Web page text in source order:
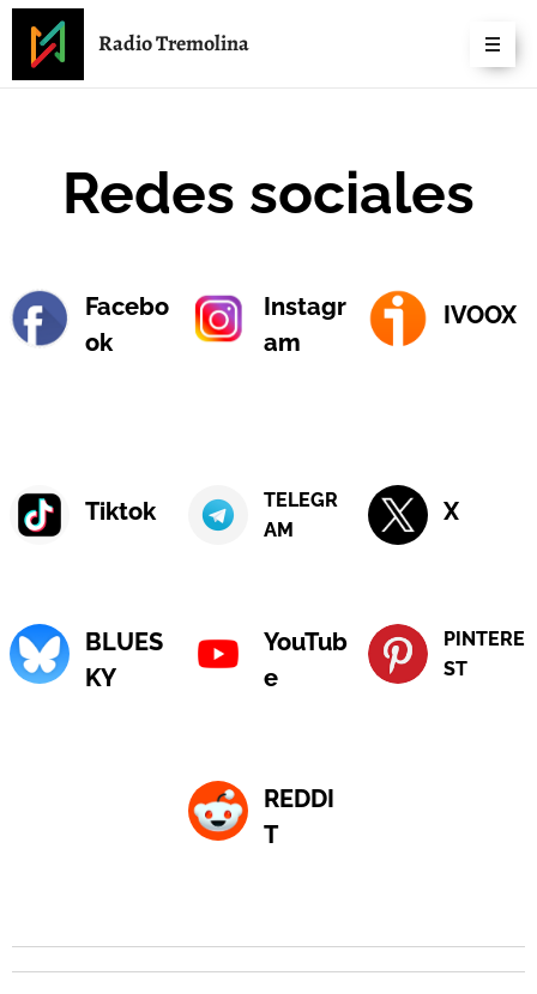
Radio Tremolina
Redes sociales
Facebo
ok
Instagr
am
IVOOX
Tiktok
TELEGR
AM
X
BLUES
KY
YouTub
e
PINTERE
ST
REDDI
T